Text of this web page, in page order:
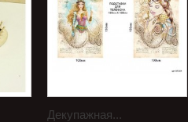
Декупажная...